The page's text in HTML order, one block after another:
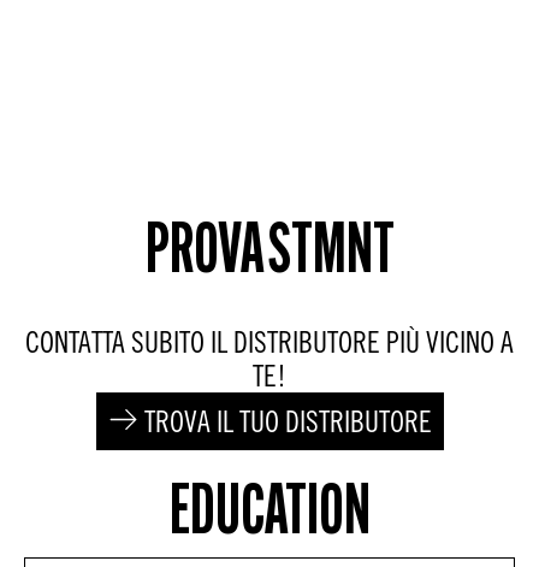
PROVA STMNT
CONTATTA SUBITO IL DISTRIBUTORE PIÙ VICINO A
TE!
TROVA IL TUO DISTRIBUTORE
EDUCATION